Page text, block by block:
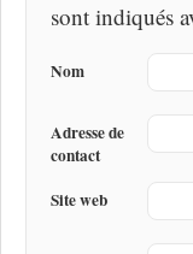
sont indiqués
Nom
Adresse de
contact
Site web